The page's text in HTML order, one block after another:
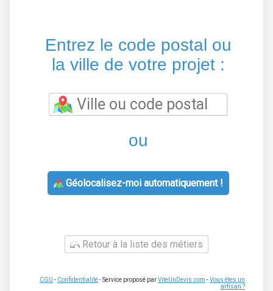
Entrez le code postal ou
la ville de votre projet :
ou
Géolocalisez-moi automatiquement !
Retour à la liste des métiers
CGU - Confidentialité- Service proposé parViteUnDevis.com -Vous êtes un
artisan ?